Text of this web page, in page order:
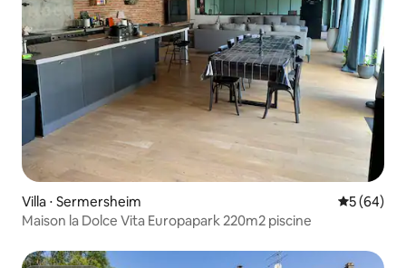
Villa ⋅ Sermersheim
5 (64)
Maison la Dolce Vita Europapark 220m2 piscine